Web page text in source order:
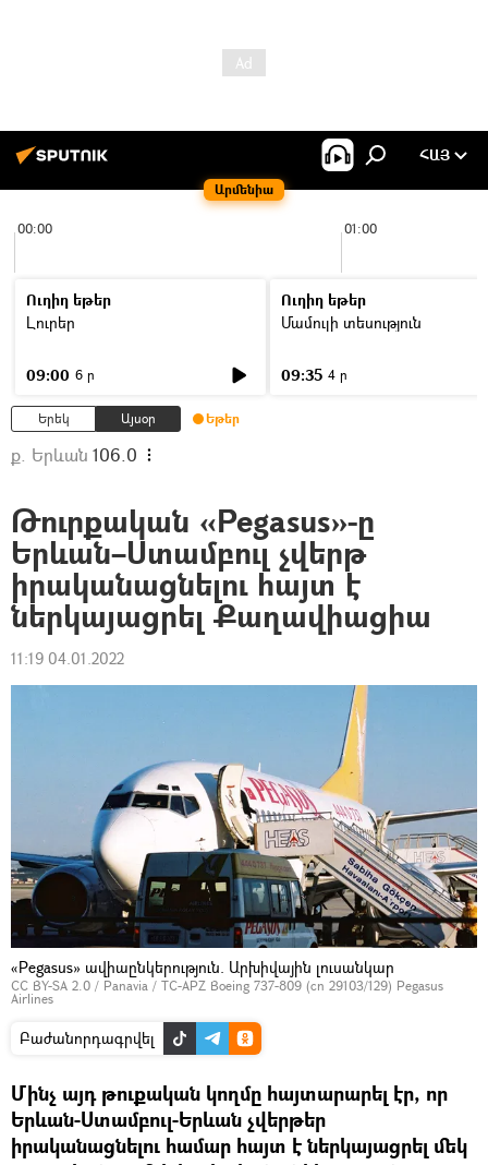
Արմենիա
ՀԱՅ
00:00 01:00
Ուղիղ եթեր
Լուրեր
09:00 6 ր
Ուղիղ եթեր
Մամուլի տեսություն
09:35 4 ր
Երեկ Այսօր Եթեր
ք. Երևան 106.0
Թուրքական «Pegasus»-ը
Երևան–Ստամբուլ չվերթ
իրականացնելու հայտ է
ներկայացրել Քաղավիացիա
11:19 04.01.2022
«Pegasus» ավիաընկերություն. Արխիվային լուսանկար
CC BY-SA 2.0 / Panavia / TC-APZ Boeing 737-809 (cn 29103/129) Pegasus
Airlines
Բաժանորդագրվել
Մինչ այդ թուքական կողմը հայտարարել էր, որ
Երևան-Ստամբուլ-Երևան չվերթեր
իրականացնելու համար հայտ է ներկայացրել մեկ